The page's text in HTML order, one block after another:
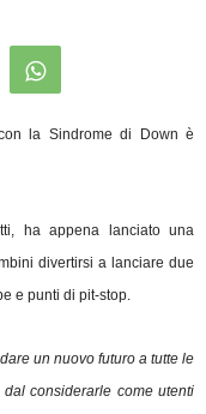
la Sindrome di Down è
ha appena lanciato una
divertirsi a lanciare due
e punti di pit-stop.
un nuovo futuro a tutte le
considerarle come utenti